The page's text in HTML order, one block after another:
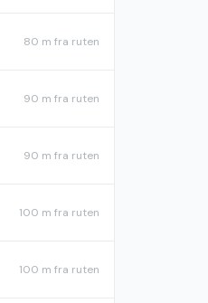
80 m fra ruten
90 m fra ruten
90 m fra ruten
100 m fra ruten
100 m fra ruten